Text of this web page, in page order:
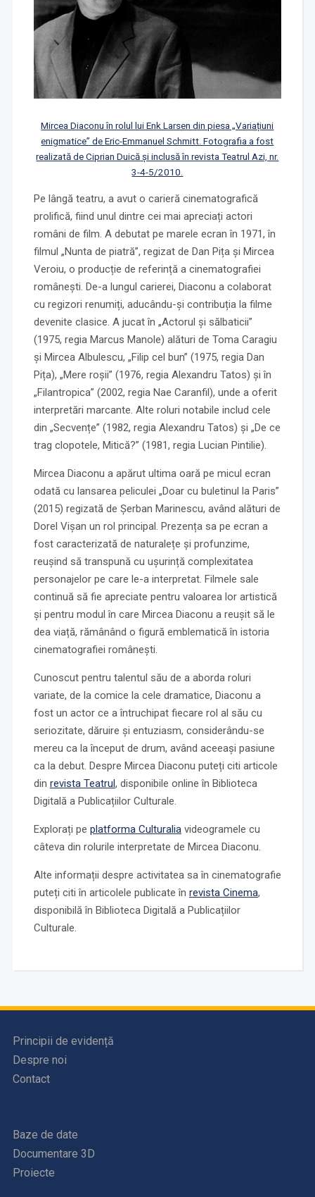
Mircea Diaconu în rolul lui Enk Larsen din piesa „Variațiuni
enigmatice” de Eric-Emmanuel Schmitt. Fotografia a fost
realizată de Ciprian Duică și inclusă în revista Teatrul Azi, nr.
3-4-5/2010.
Pe lângă teatru, a avut o carieră cinematografică
prolifică, fiind unul dintre cei mai apreciați actori
români de film. A debutat pe marele ecran în 1971, în
filmul „Nunta de piatră”, regizat de Dan Pița și Mircea
Veroiu, o producție de referință a cinematografiei
românești. De-a lungul carierei, Diaconu a colaborat
cu regizori renumiți, aducându-și contribuția la filme
devenite clasice. A jucat în „Actorul și sălbaticii”
(1975, regia Marcus Manole) alături de Toma Caragiu
și Mircea Albulescu, „Filip cel bun” (1975, regia Dan
Pița), „Mere roșii” (1976, regia Alexandru Tatos) și în
„Filantropica” (2002, regia Nae Caranfil), unde a oferit
interpretări marcante. Alte roluri notabile includ cele
din „Secvențe” (1982, regia Alexandru Tatos) și „De ce
trag clopotele, Mitică?” (1981, regia Lucian Pintilie).
Mircea Diaconu a apărut ultima oară pe micul ecran
odată cu lansarea peliculei „Doar cu buletinul la Paris”
(2015) regizată de Șerban Marinescu, având alături de
Dorel Vișan un rol principal. Prezența sa pe ecran a
fost caracterizată de naturalețe și profunzime,
reușind să transpună cu ușurință complexitatea
personajelor pe care le-a interpretat. Filmele sale
continuă să fie apreciate pentru valoarea lor artistică
și pentru modul în care Mircea Diaconu a reușit să le
dea viață, rămânând o figură emblematică în istoria
cinematografiei românești.
Cunoscut pentru talentul său de a aborda roluri
variate, de la comice la cele dramatice, Diaconu a
fost un actor ce a întruchipat fiecare rol al său cu
seriozitate, dăruire și entuziasm, considerându-se
mereu ca la început de drum, având aceeași pasiune
ca la debut. Despre Mircea Diaconu puteți citi articole
din revista Teatrul, disponibile online în Biblioteca
Digitală a Publicațiilor Culturale.
Explorați pe platforma Culturaliavideogramele cu
câteva din rolurile interpretate de Mircea Diaconu.
Alte informații despre activitatea sa în cinematografie
puteți citi în articolele publicate în revista Cinema,
disponibilă în Biblioteca Digitală a Publicațiilor
Culturale.
Principii de evidență
Despre noi
Contact
Baze de date
Documentare 3D
Proiecte